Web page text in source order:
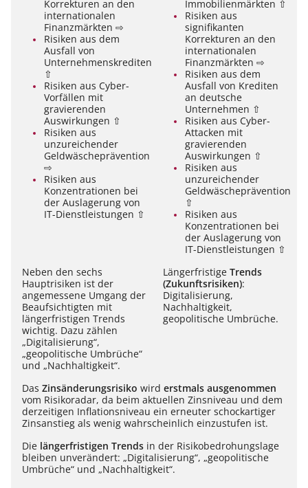
Korrekturen an den
internationalen
Finanzmärkten ⇨
Risiken aus dem
Ausfall von
Unternehmenskrediten
⇧
Risiken aus Cyber-
Vorfällen mit
gravierenden
Auswirkungen ⇧
Risiken aus
unzureichender
Geldwäscheprävention
⇨
Risiken aus
Konzentrationen bei
der Auslagerung von
IT-Dienstleistungen ⇧
Immobilienmärkten ⇧
Risiken aus
signifikanten
Korrekturen an den
internationalen
Finanzmärkten ⇨
Risiken aus dem
Ausfall von Krediten
an deutsche
Unternehmen ⇧
Risiken aus Cyber-
Attacken mit
gravierenden
Auswirkungen ⇧
Risiken aus
unzureichender
Geldwäscheprävention
⇧
Risiken aus
Konzentrationen bei
der Auslagerung von
IT-Dienstleistungen ⇧
Neben den sechs
Hauptrisiken ist der
angemessene Umgang der
Beaufsichtigten mit
längerfristigen Trends
wichtig. Dazu zählen
„Digitalisierung“,
„geopolitische Umbrüche“
und „Nachhaltigkeit“.
Längerfristige Trends
(Zukunftsrisiken):
Digitalisierung,
Nachhaltigkeit,
geopolitische Umbrüche.
Das Zinsänderungsrisiko wird erstmals ausgenommen
vom Risikoradar, da beim aktuellen Zinsniveau und dem
derzeitigen Inflationsniveau ein erneuter schockartiger
Zinsanstieg als wenig wahrscheinlich einzustufen ist.
Die längerfristigen Trends in der Risikobedrohungslage
bleiben unverändert: „Digitalisierung“, „geopolitische
Umbrüche“ und „Nachhaltigkeit“.